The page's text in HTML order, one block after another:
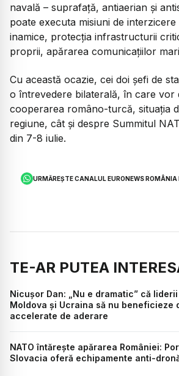
navală – suprafață, antiaerian și
poate executa misiuni de
inamice, protecția infrastructurii
proprii, apărarea comunicațiilor
Cu această ocazie, cei doi șefi de
o întrevedere bilaterală, în care vor
cooperarea româno-turcă, situația
regiune, cât și despre Summitul
din 7-8 iulie.
URMĂREȘTE CANALUL EURONEWS
TE-AR PUTEA
Nicușor Dan: „Nu e dramatic” că
Moldova și Ucraina să nu beneficieze
accelerate de aderare
NATO întărește apărarea României:
Slovacia oferă echipamente anti-